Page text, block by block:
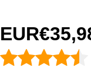
EUR€35,